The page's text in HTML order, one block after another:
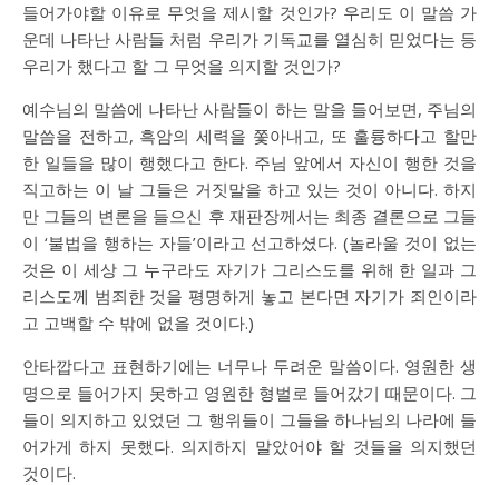
들어가야할 이유로 무엇을 제시할 것인가? 우리도 이 말씀 가
운데 나타난 사람들 처럼 우리가 기독교를 열심히 믿었다는 등
우리가 했다고 할 그 무엇을 의지할 것인가?
예수님의 말씀에 나타난 사람들이 하는 말을 들어보면, 주님의
말씀을 전하고, 흑암의 세력을 쫓아내고, 또 훌륭하다고 할만
한 일들을 많이 행했다고 한다. 주님 앞에서 자신이 행한 것을
직고하는 이 날 그들은 거짓말을 하고 있는 것이 아니다. 하지
만 그들의 변론을 들으신 후 재판장께서는 최종 결론으로 그들
이 ‘불법을 행하는 자들’이라고 선고하셨다. (놀라울 것이 없는
것은 이 세상 그 누구라도 자기가 그리스도를 위해 한 일과 그
리스도께 범죄한 것을 평명하게 놓고 본다면 자기가 죄인이라
고 고백할 수 밖에 없을 것이다.)
안타깝다고 표현하기에는 너무나 두려운 말씀이다. 영원한 생
명으로 들어가지 못하고 영원한 형벌로 들어갔기 때문이다. 그
들이 의지하고 있었던 그 행위들이 그들을 하나님의 나라에 들
어가게 하지 못했다. 의지하지 말았어야 할 것들을 의지했던
것이다.